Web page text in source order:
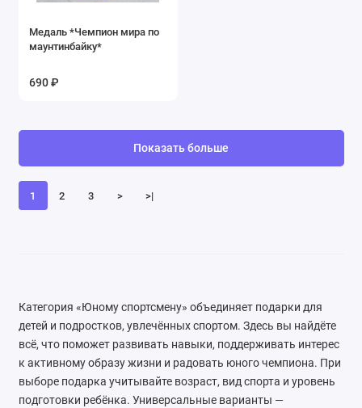
Медаль *Чемпион мира по
маунтинбайку*
690 ₽
1 2 3 > >|
Показать больше
Категория «Юному спортсмену» объединяет подарки для
детей и подростков, увлечённых спортом. Здесь вы найдёте
всё, что поможет развивать навыки, поддерживать интерес
к активному образу жизни и радовать юного чемпиона. При
выборе подарка учитывайте возраст, вид спорта и уровень
подготовки ребёнка. Универсальные варианты —